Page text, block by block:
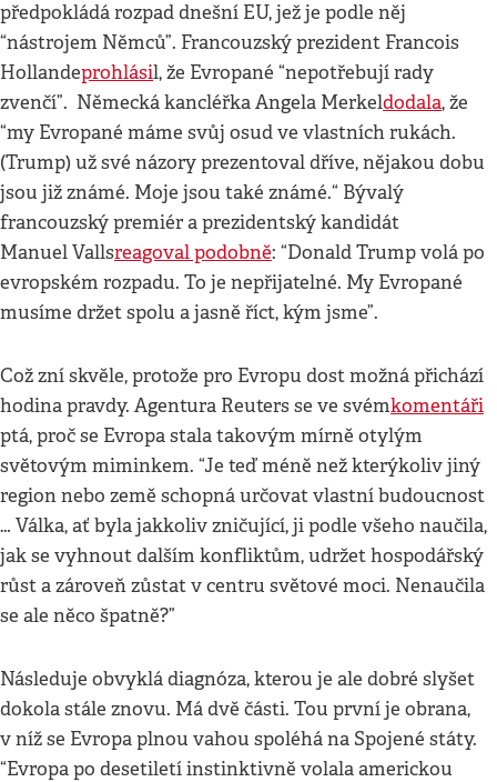
předpokládá rozpad dnešní EU, jež je podle něj
“nástrojem Němců”. Francouzský prezident Francois
Hollandeprohlásil, že Evropané “nepotřebují rady
zvenčí”. Německá kancléřka Angela Merkeldodala, že
“my Evropané máme svůj osud ve vlastních rukách.
(Trump) už své názory prezentoval dříve, nějakou dobu
jsou již známé. Moje jsou také známé.“ Bývalý
francouzský premiér a prezidentský kandidát
Manuel Vallsreagoval podobně: “Donald Trump volá po
evropském rozpadu. To je nepřijatelné. My Evropané
musíme držet spolu a jasně říct, kým jsme”.
Což zní skvěle, protože pro Evropu dost možná přichází
hodina pravdy. Agentura Reuters se ve svémkomentáři
ptá, proč se Evropa stala takovým mírně otylým
světovým miminkem. “Je teď méně než kterýkoliv jiný
region nebo země schopná určovat vlastní budoucnost
… Válka, ať byla jakkoliv zničující, ji podle všeho naučila,
jak se vyhnout dalším konfliktům, udržet hospodářský
růst a zároveň zůstat v centru světové moci. Nenaučila
se ale něco špatně?”
Následuje obvyklá diagnóza, kterou je ale dobré slyšet
dokola stále znovu. Má dvě části. Tou první je obrana,
v níž se Evropa plnou vahou spoléhá na Spojené státy.
“Evropa po desetiletí instinktivně volala americkou